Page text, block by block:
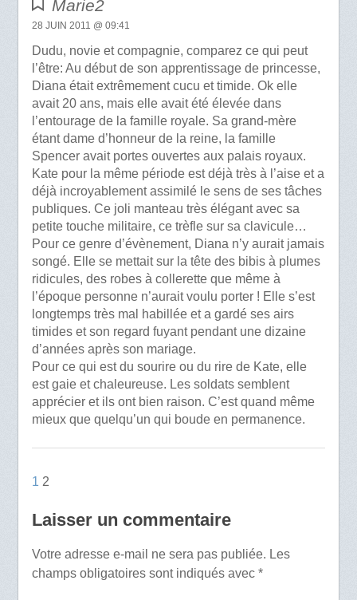
Marie2
28 JUIN 2011 @ 09:41
Dudu, novie et compagnie, comparez ce qui peut
l’être: Au début de son apprentissage de princesse,
Diana était extrêmement cucu et timide. Ok elle
avait 20 ans, mais elle avait été élevée dans
l’entourage de la famille royale. Sa grand-mère
étant dame d’honneur de la reine, la famille
Spencer avait portes ouvertes aux palais royaux.
Kate pour la même période est déjà très à l’aise et a
déjà incroyablement assimilé le sens de ses tâches
publiques. Ce joli manteau très élégant avec sa
petite touche militaire, ce trèfle sur sa clavicule…
Pour ce genre d’évènement, Diana n’y aurait jamais
songé. Elle se mettait sur la tête des bibis à plumes
ridicules, des robes à collerette que même à
l’époque personne n’aurait voulu porter ! Elle s’est
longtemps très mal habillée et a gardé ses airs
timides et son regard fuyant pendant une dizaine
d’années après son mariage.
Pour ce qui est du sourire ou du rire de Kate, elle
est gaie et chaleureuse. Les soldats semblent
apprécier et ils ont bien raison. C’est quand même
mieux que quelqu’un qui boude en permanence.
1 2
Laisser un commentaire
Votre adresse e-mail ne sera pas publiée. Les
champs obligatoires sont indiqués avec *